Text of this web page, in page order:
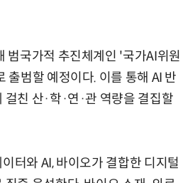
범국가적 추진체계인 '국가AI위원
출범할 예정이다. 이를 통해 AI 반
걸친 산·학·연·관 역량을 결집할
터와 AI, 바이오가 결합한 디지털